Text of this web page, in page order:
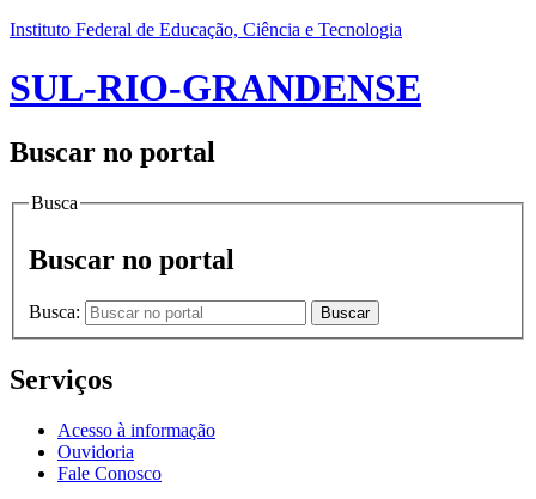
Instituto Federal de Educação, Ciência e Tecnologia
SUL-RIO-GRANDENSE
Buscar no portal
Busca
Buscar no portal
Busca: Buscar
Serviços
Acesso à informação
Ouvidoria
Fale Conosco